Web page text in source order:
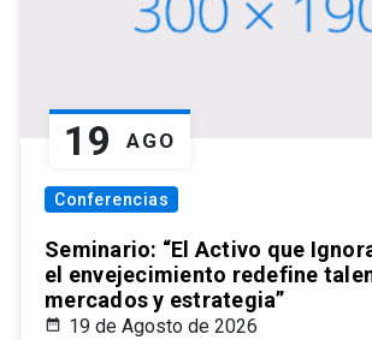
19 AGO
Conferencias
Seminario: “El Activo que
el envejecimiento redefine
mercados y estrategia”
19 de Agosto de 2026